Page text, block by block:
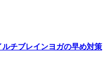
チブレインヨガの早め対策